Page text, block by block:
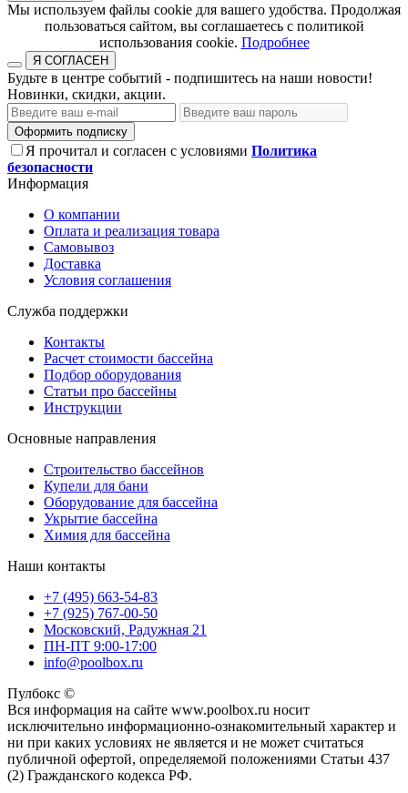
​​​​​​​Мы используем файлы cookie для вашего удобства. Продолжая
пользоваться сайтом, вы соглашаетесь с политикой
использования cookie.​​​​​​​ Подробнее
Я СОГЛАСЕН
Будьте в центре событий - подпишитесь на наши новости!
Новинки, скидки, акции.
Оформить подписку
Я прочитал и согласен с условиями Политика
безопасности
Информация
О компании
Оплата и реализация товара
Самовывоз
Доставка
Условия соглашения
Служба поддержки
Контакты
Расчет стоимости бассейна
Подбор оборудования
Статьи про бассейны
Инструкции
Основные направления
Строительство бассейнов
Купели для бани
Оборудование для бассейна
Укрытие бассейна
Химия для бассейна
Наши контакты
+7 (495) 663-54-83
+7 (925) 767-00-50
Московский, Радужная 21
ПН-ПТ 9:00-17:00
info@poolbox.ru
Пулбокс ©
Вся информация на сайте www.poolbox.ru носит
исключительно информационно-ознакомительный характер и
ни при каких условиях не является и не может считаться
публичной офертой, определяемой положениями Статьи 437
(2) Гражданского кодекса РФ.